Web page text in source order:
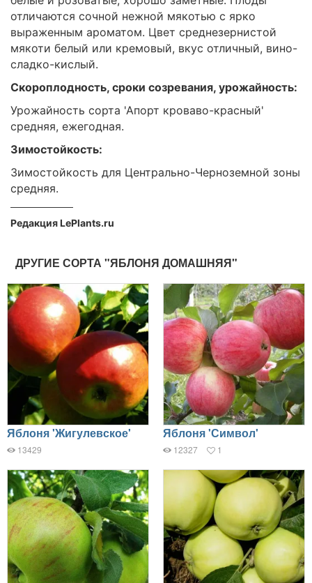
отличаются сочной нежной мякотью с ярко
выраженным ароматом. Цвет среднезернистой
мякоти белый или кремовый, вкус отличный, вино-
сладко-кислый.
Скороплодность, сроки созревания, урожайность:
Урожайность сорта 'Апорт кроваво-красный'
средняя, ежегодная.
Зимостойкость:
Зимостойкость для Центрально-Черноземной зоны
средняя.
Редакция LePlants.ru
ДРУГИЕ СОРТА "ЯБЛОНЯ ДОМАШНЯЯ"
Яблоня 'Жигулевское'
13429
Яблоня 'Символ'
12327 1